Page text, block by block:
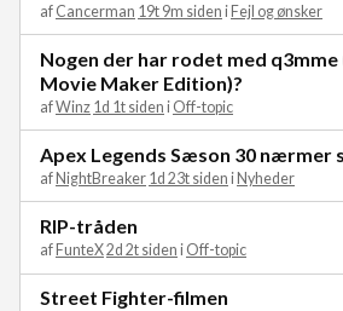
af Cancerman 19t 9m siden iFejl og ønsker
Nogen der har rodet med q3mme
Movie Maker Edition)?
afWinz 1d 1t siden i Off-topic
Apex Legends Sæson 30 nærmer
af NightBreaker 1d 23t siden i Nyheder
RIP-tråden
af FunteX2d 2t siden i Off-topic
Street Fighter-filmen